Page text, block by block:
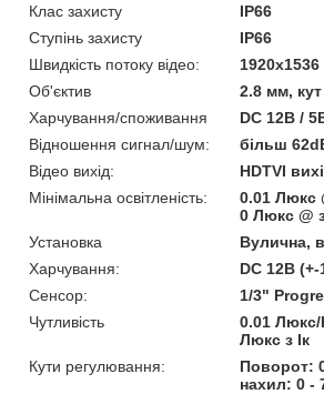
Клас захисту
IP66
Ступінь захисту
IP66
Швидкість потоку відео:
1920х1536
Об'єктив
2.8 мм,
Харчування/споживання
DC 12В /
Відношення сигнал/шум:
більш
Відео вихід:
HDTVI
Мінімальна освітленість:
0.01 Люкс
0 Люкс @
Установка
Вулична,
Харчування:
DC 12В (+-
Сенсор:
1/3"
Чутливість
0.01 Люкс/
Люкс з Ік
Кути регулювання:
Поворот:
нахил: 0 -